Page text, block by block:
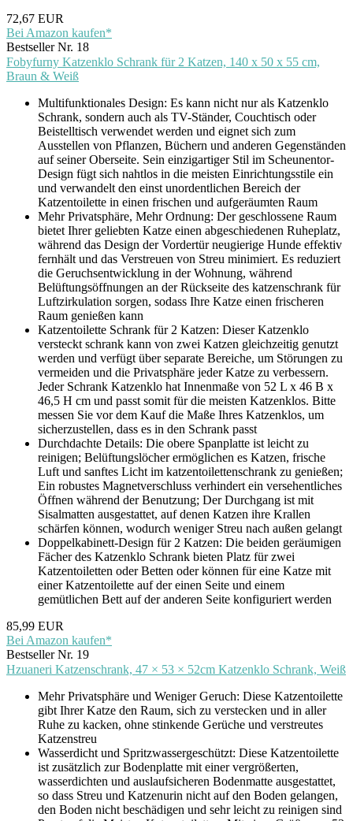
72,67 EUR
Bei Amazon kaufen*
Bestseller Nr. 18
Fobyfurny Katzenklo Schrank für 2 Katzen, 140 x 50 x 55 cm,
Braun & Weiß
Multifunktionales Design: Es kann nicht nur als Katzenklo
Schrank, sondern auch als TV-Ständer, Couchtisch oder
Beistelltisch verwendet werden und eignet sich zum
Ausstellen von Pflanzen, Büchern und anderen Gegenständen
auf seiner Oberseite. Sein einzigartiger Stil im Scheunentor-
Design fügt sich nahtlos in die meisten Einrichtungsstile ein
und verwandelt den einst unordentlichen Bereich der
Katzentoilette in einen frischen und aufgeräumten Raum
Mehr Privatsphäre, Mehr Ordnung: Der geschlossene Raum
bietet Ihrer geliebten Katze einen abgeschiedenen Ruheplatz,
während das Design der Vordertür neugierige Hunde effektiv
fernhält und das Verstreuen von Streu minimiert. Es reduziert
die Geruchsentwicklung in der Wohnung, während
Belüftungsöffnungen an der Rückseite des katzenschrank für
Luftzirkulation sorgen, sodass Ihre Katze einen frischeren
Raum genießen kann
Katzentoilette Schrank für 2 Katzen: Dieser Katzenklo
versteckt schrank kann von zwei Katzen gleichzeitig genutzt
werden und verfügt über separate Bereiche, um Störungen zu
vermeiden und die Privatsphäre jeder Katze zu verbessern.
Jeder Schrank Katzenklo hat Innenmaße von 52 L x 46 B x
46,5 H cm und passt somit für die meisten Katzenklos. Bitte
messen Sie vor dem Kauf die Maße Ihres Katzenklos, um
sicherzustellen, dass es in den Schrank passt
Durchdachte Details: Die obere Spanplatte ist leicht zu
reinigen; Belüftungslöcher ermöglichen es Katzen, frische
Luft und sanftes Licht im katzentoilettenschrank zu genießen;
Ein robustes Magnetverschluss verhindert ein versehentliches
Öffnen während der Benutzung; Der Durchgang ist mit
Sisalmatten ausgestattet, auf denen Katzen ihre Krallen
schärfen können, wodurch weniger Streu nach außen gelangt
Doppelkabinett-Design für 2 Katzen: Die beiden geräumigen
Fächer des Katzenklo Schrank bieten Platz für zwei
Katzentoiletten oder Betten oder können für eine Katze mit
einer Katzentoilette auf der einen Seite und einem
gemütlichen Bett auf der anderen Seite konfiguriert werden
85,99 EUR
Bei Amazon kaufen*
Bestseller Nr. 19
Hzuaneri Katzenschrank, 47 × 53 × 52cm Katzenklo Schrank, Weiß
Mehr Privatsphäre und Weniger Geruch: Diese Katzentoilette
gibt Ihrer Katze den Raum, sich zu verstecken und in aller
Ruhe zu kacken, ohne stinkende Gerüche und verstreutes
Katzenstreu
Wasserdicht und Spritzwassergeschützt: Diese Katzentoilette
ist zusätzlich zur Bodenplatte mit einer vergrößerten,
wasserdichten und auslaufsicheren Bodenmatte ausgestattet,
so dass Streu und Katzenurin nicht auf den Boden gelangen,
den Boden nicht beschädigen und sehr leicht zu reinigen sind